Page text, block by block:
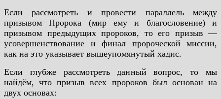
Если рассмотреть и провести параллель между
призывом Пророка (мир ему и благословение) и
призывом предыдущих пророков, то его призыв —
усовершенствование и финал пророческой миссии,
как на это указывает вышеупомянутый хадис.
Если глубже рассмотреть данный вопрос, то мы
найдём, что призыв всех пророков был основан на
двух основах: